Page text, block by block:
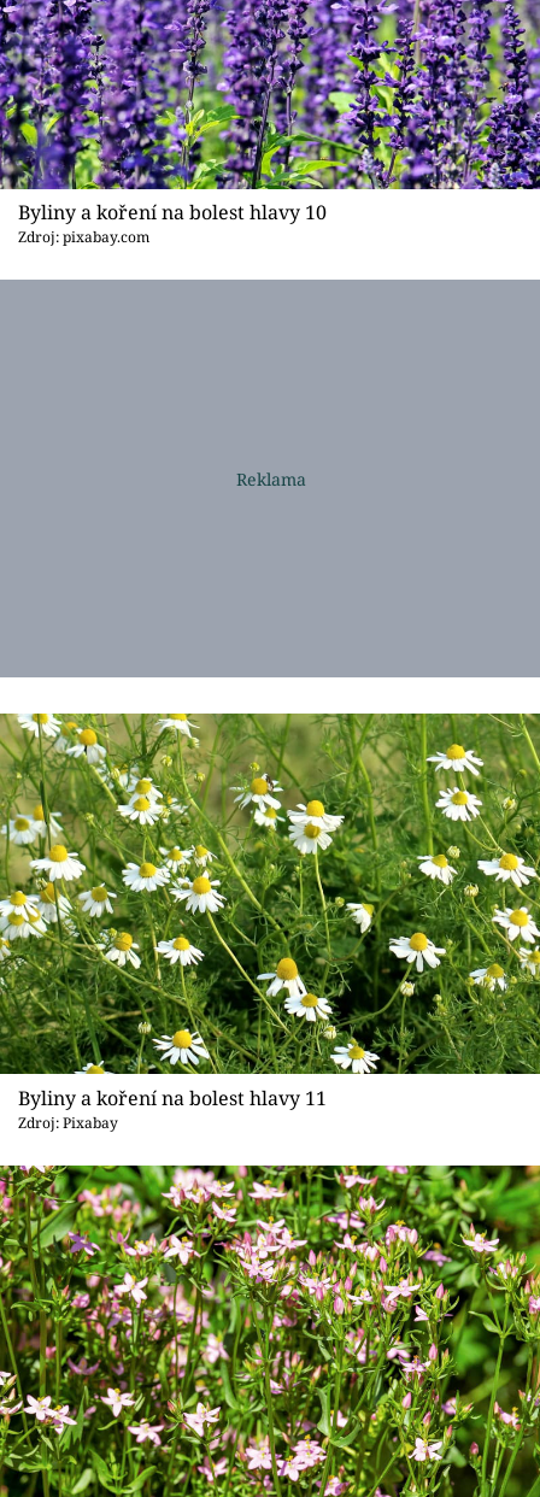
Byliny a koření na bolest hlavy 10
Zdroj: pixabay.com
Byliny a koření na bolest hlavy 11
Zdroj: Pixabay